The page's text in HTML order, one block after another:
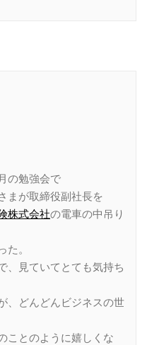
の勉強会で
まが取締役副社長を
株式会社の電車の中吊り
。
、見ていてとても気持ち
、どんどんビジネスの世
ことのように嬉しくな